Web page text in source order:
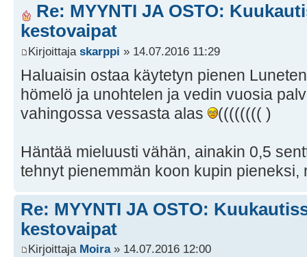
Re: MYYNTI JA OSTO:
kestovaipat
Kirjoittaja skarppi » 14.07.2016 11:29
Haluaisin ostaa käytetyn pienen
hömelö ja unohtelen ja vedin vuosia
vahingossa vessasta alas
(((((((( )
Häntää mieluusti vähän, ainakin 0,5
tehnyt pienemmän koon kupin
Re: MYYNTI JA OSTO:
kestovaipat
Kirjoittaja Moira» 14.07.2016 12:00